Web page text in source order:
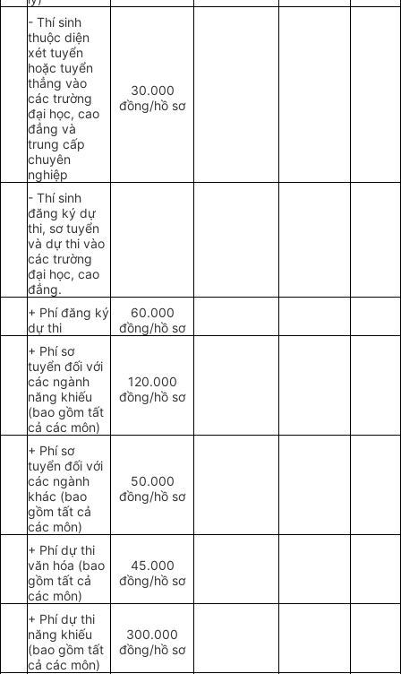
- Thí sinh
thuộc diện
xét tuyển
hoặc tuyển
thẳng vào
các trường
đại học, cao
đẳng và
trung cấp
chuyên
nghiệp
30.000
đồng/hồ sơ
- Thí sinh
đăng ký dự
thi, sơ tuyển
và dự thi vào
các trường
đại học, cao
đẳng.
+ Phí đăng ký
dự thi
60.000
đồng/hồ sơ
+ Phí sơ
tuyển đối với
các ngành
năng khiếu
(bao gồm tất
cả các môn)
120.000
đồng/hồ sơ
+ Phí sơ
tuyển đối với
các ngành
khác (bao
gồm tất cả
các môn)
50.000
đồng/hồ sơ
+ Phí dự thi
văn hóa (bao
gồm tất cả
các môn)
45.000
đồng/hồ sơ
+ Phí dự thi
năng khiếu
(bao gồm tất
cả các môn)
300.000
đồng/hồ sơ